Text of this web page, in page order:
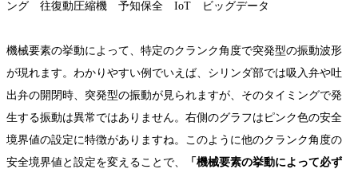
機械要素の挙動によって、特定のクランク角度で突発型の振動波形
が現れます。わかりやすい例でいえば、シリンダ部では吸入弁や吐
出弁の開閉時、突発型の振動が見られますが、そのタイミングで発
生する振動は異常ではありません。右側のグラフはピンク色の安全
境界値の設定に特徴がありますね。このように他のクランク角度の
安全境界値と設定を変えることで、
「機械要素の挙動によって必ず